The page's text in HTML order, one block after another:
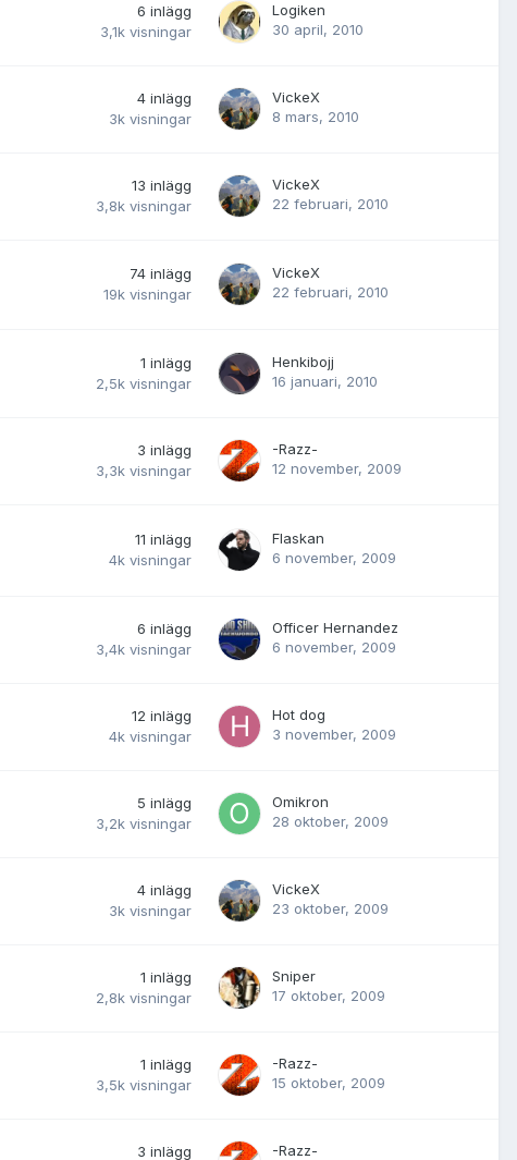
6 inlägg
3,1k visningar
Logiken
30 april, 2010
4 inlägg
3k visningar
VickeX
8 mars, 2010
13 inlägg
3,8k visningar
VickeX
22 februari, 2010
74 inlägg
19k visningar
VickeX
22 februari, 2010
1 inlägg
2,5k visningar
Henkibojj
16 januari, 2010
3 inlägg
3,3k visningar
-Razz-
12 november, 2009
11 inlägg
4k visningar
Flaskan
6 november, 2009
6 inlägg
3,4k visningar
Officer Hernandez
6 november, 2009
12 inlägg
4k visningar
Hot dog
3 november, 2009
5 inlägg
3,2k visningar
Omikron
28 oktober, 2009
4 inlägg
3k visningar
VickeX
23 oktober, 2009
1 inlägg
2,8k visningar
Sniper
17 oktober, 2009
1 inlägg
3,5k visningar
-Razz-
15 oktober, 2009
3 inlägg -Razz-